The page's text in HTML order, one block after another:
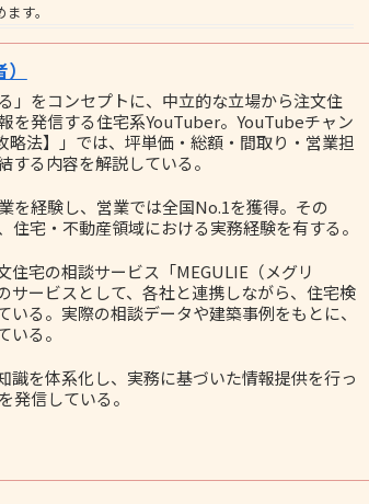
す。
」をコンセプトに、中立的な立場から注文住
を発信する住宅系YouTuber。YouTubeチャン
法】」では、坪単価・総額・間取り・営業担
る内容を解説している。
を経験し、営業では全国No.1を獲得。その
宅・不動産領域における実務経験を有する。
宅の相談サービス「MEGULIE（メグリ
ービスとして、各社と連携しながら、住宅検
る。実際の相談データや建築事例をもとに、
る。
識を体系化し、実務に基づいた情報提供を行っ
発信している。